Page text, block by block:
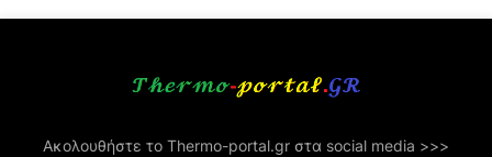
Ακολουθήστε το Thermo-portal.gr στα social media >>>